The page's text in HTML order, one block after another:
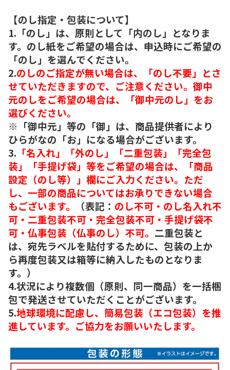
【のし指定・包装について】
1.「のし」は、原則として「内のし」となりま
す。のし紙をご希望の場合は、申込時にご希望の
「のし」を選んでください。
2.のしのご指定が無い場合は、「のし不要」とさ
せていただきますので、ご注意ください。御中
元のしをご希望の場合は、「御中元のし」をお
選びください。
※「御中元」等の「御」は、商品提供者により
ひらがなの「お」になる場合がございます。
3. 「名入れ」「外のし」「二重包装」「完全包
装」「手提げ袋」等をご希望の場合は、「商品
設定（のし等）」欄にご入力ください。ただ
し、一部の商品についてはお承りできない場合
もございます。
（表記： のし不可・のし名入れ不
可・二重包装不可・完全包装不可・手提げ袋不
可・仏事包装（仏事のし）不可。 二重包装と
は、宛先ラベルを貼付するために、包装の上か
ら再度包装又は箱等に納入したものとなりま
す。）
4.状況により複数個（原則、同一商品）を一括梱
包で発送させていただくことがございます。
5.地球環境に配慮し、簡易包装（エコ包装）を推
進しています。ご協力をお願いいたします。